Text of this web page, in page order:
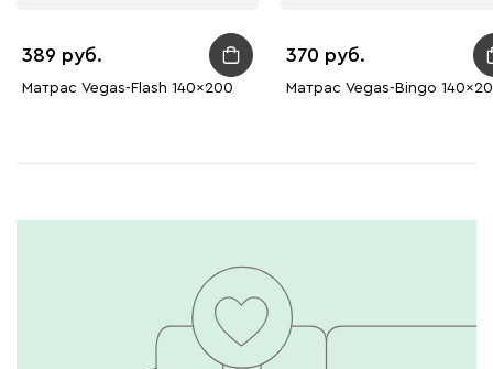
389
Матрас Vegas-Flash 140x200
370
Матрас Vegas-Bingo